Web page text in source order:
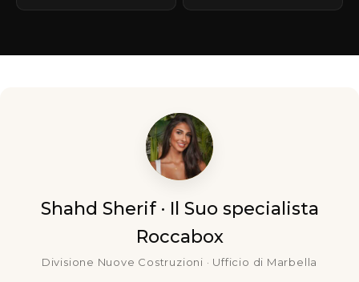
Shahd Sherif · Il Suo specialista
Roccabox
Divisione Nuove Costruzioni · Ufficio di Marbella